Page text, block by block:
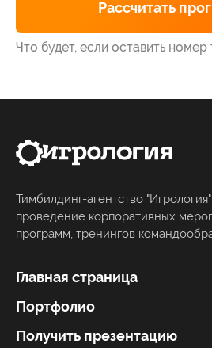
Что будет, если оставить номер
Тимбилдинг-агентство
проведение корпоративных
программ, тренингов
Главная страница
Портфолио
Получить презентацию